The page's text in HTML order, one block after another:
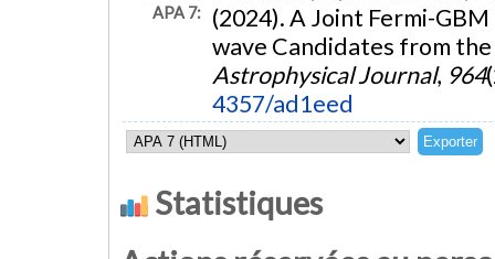
APA 7:
(2024). A Joint Fermi-
wave Candidates from
Astrophysical Journal, 964
4357/ad1eed
Statistiques